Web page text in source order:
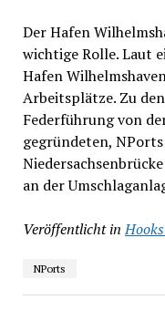
Der Hafen
wichtige Rolle. Laut
Hafen
Arbeitsplätze. Zu
Federführung von
gegründeten,
an der
Veröffentlicht in
NPorts